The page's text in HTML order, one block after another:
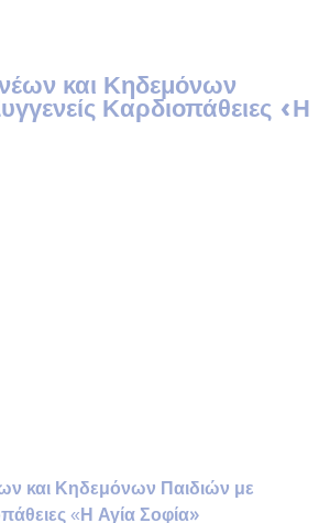
και Κηδεμόνων
Καρδιοπάθειες «Η
και Κηδεμόνων Παιδιών με
« Η Αγία Σοφία»